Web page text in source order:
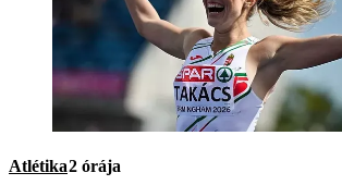
Atlétika2 órája